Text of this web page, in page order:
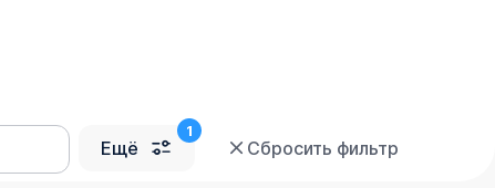
Ещё Сбросить фильтр